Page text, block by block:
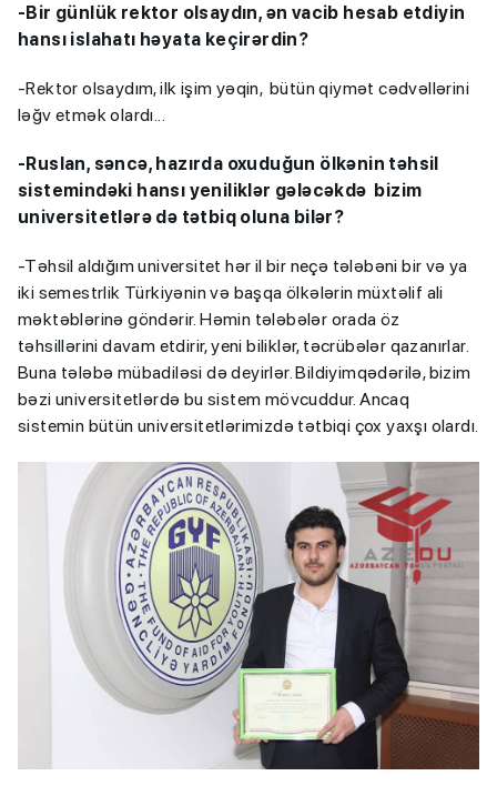
-Bir günlük rektor olsaydın, ən vacib hesab etdiyin
hansı islahatı həyata keçirərdin?
-Rektor olsaydım, ilk işim yəqin, bütün qiymət cədvəllərini
ləğv etmək olardı...
-Ruslan, səncə, hazırda oxuduğun ölkənin təhsil
sistemindəki hansı yeniliklər gələcəkdə bizim
universitetlərə də tətbiq oluna bilər?
-Təhsil aldığım universitet hər il bir neçə tələbəni bir və ya
iki semestrlik Türkiyənin və başqa ölkələrin müxtəlif ali
məktəblərinə göndərir. Həmin tələbələr orada öz
təhsillərini davam etdirir, yeni biliklər, təcrübələr qazanırlar.
Buna tələbə mübadiləsi də deyirlər. Bildiyimqədərilə, bizim
bəzi universitetlərdə bu sistem mövcuddur. Ancaq
sistemin bütün universitetlərimizdə tətbiqi çox yaxşı olardı.